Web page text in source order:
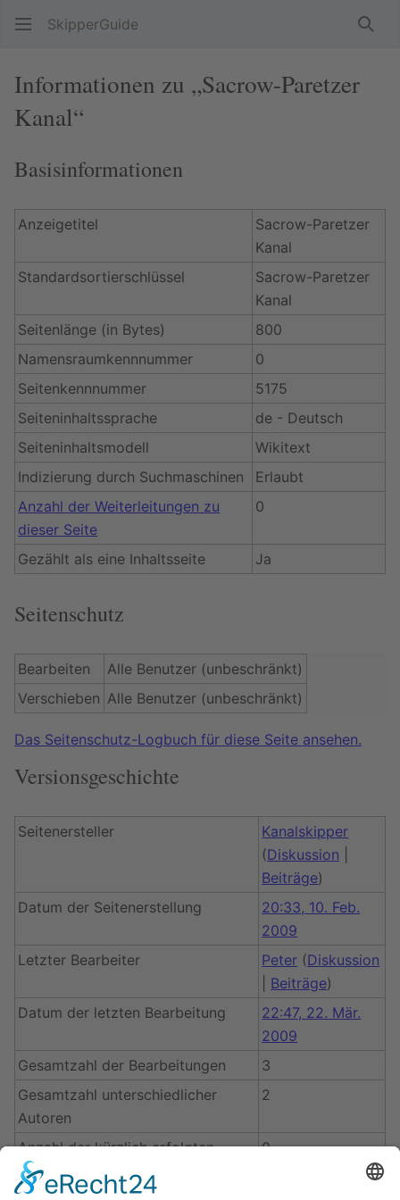
SkipperGuide
Informationen zu „Sacrow-Paretzer
Kanal“
Basisinformationen
Anzeigetitel
Sacrow-Paretzer
Kanal
Standardsortierschlüssel
Sacrow-Paretzer
Kanal
Seitenlänge (in Bytes)
800
Namensraumkennnummer
0
Seitenkennnummer
5175
Seiteninhaltssprache
de - Deutsch
Seiteninhaltsmodell
Wikitext
Indizierung durch Suchmaschinen
Erlaubt
Anzahl der Weiterleitungen zu
dieser Seite
0
Gezählt als eine Inhaltsseite Ja
Seitenschutz
Bearbeiten
Alle Benutzer (unbeschränkt)
Verschieben Alle Benutzer (unbeschränkt)
Das Seitenschutz-Logbuch für diese Seite ansehen.
Versionsgeschichte
Seitenersteller
Kanalskipper
(Diskussion
Beiträge)
Datum der Seitenerstellung
20:33, 10. Feb.
2009
Letzter Bearbeiter
Peter (Diskussion
Beiträge)
Datum der letzten Bearbeitung
22:47, 22. Mär.
2009
Gesamtzahl der Bearbeitungen
3
Gesamtzahl unterschiedlicher
Autoren
2
Anzahl der kürzlich erfolgten
Bearbeitungen (in den letzten 90
Tagen)
0